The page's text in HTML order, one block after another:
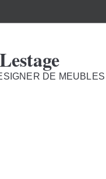
DE MEUBLES